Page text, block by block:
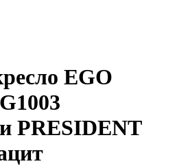
EGO
PRESIDENT